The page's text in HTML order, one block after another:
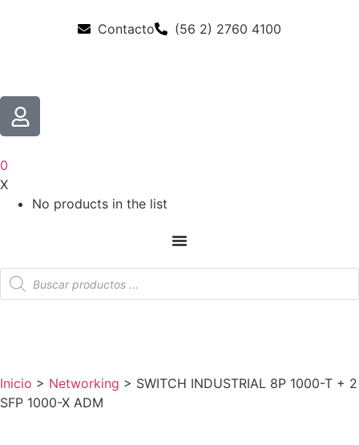
Contacto (56 2) 2760 4100
0
X
No products in the list
Inicio > Networking > SWITCH INDUSTRIAL 8P 1000-T + 2
SFP 1000-X ADM